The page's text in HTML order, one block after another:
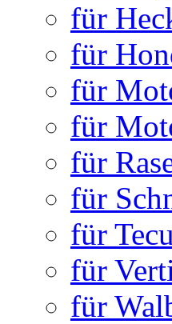
für
für
für
für
für
für
für
für
für